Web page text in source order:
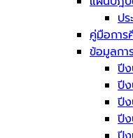
ป
คู่มือการ
ข้อมูลกา
ปี
ปี
ปี
ปี